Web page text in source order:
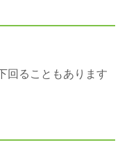
回ることもあります